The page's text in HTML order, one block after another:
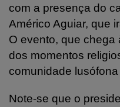
com a presença do
Américo Aguiar, que
O evento, que chega
dos momentos
comunidade
Note-se que o